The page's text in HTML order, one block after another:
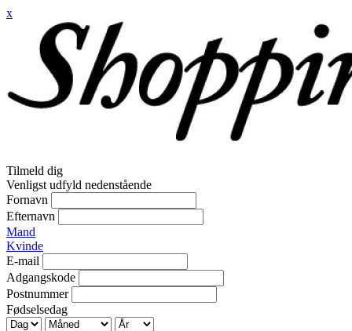
x
Tilmeld dig
Venligst udfyld nedenstående
Fornavn
Efternavn
Mand
Kvinde
E-mail
Adgangskode
Postnummer
Fødselsedag